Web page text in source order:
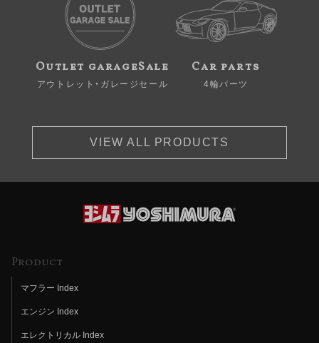
Outlet garageSale
アウトレット・ガレージセール
Car parts
4輪パーツ
VIEW ALL PRODUCTS
Product
マフラー Index
エンジン Index
エレクトリカル Index